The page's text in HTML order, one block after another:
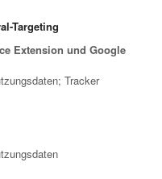
Targeting
Extension und Google
Tracker